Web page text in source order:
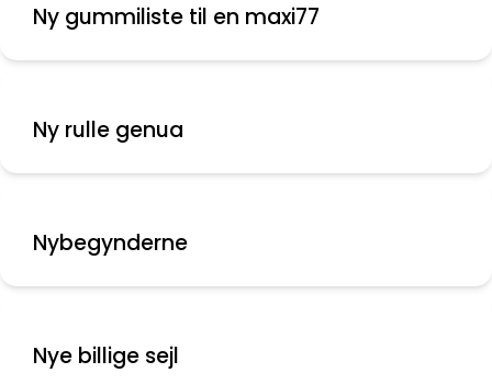
Ny gummiliste til en maxi77
Ny rulle genua
Nybegynderne
Nye billige sejl